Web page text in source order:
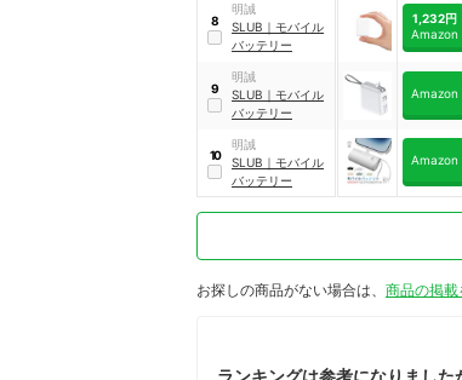
8
明誠
SLUB ｜ モバイル
バッテリー
1,232円
Amazon
9
明誠
SLUB ｜ モバイル
バッテリー
Amazon
10
明誠
SLUB ｜ モバイル
バッテリー
Amazon
お探しの商品がない場合は、 商品の掲載
ランキングは参考になりました